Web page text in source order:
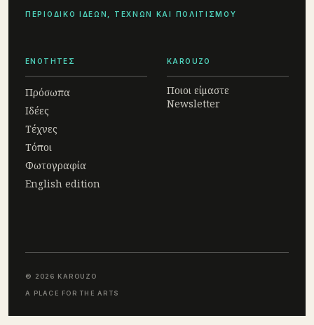
ΠΕΡΙΟΔΙΚΟ ΙΔΕΩΝ, ΤΕΧΝΩΝ ΚΑΙ ΠΟΛΙΤΙΣΜΟΥ
ΕΝΟΤΗΤΕΣ
Πρόσωπα
Ιδέες
Τέχνες
Τόποι
Φωτογραφία
English edition
KAROUZO
Ποιοι είμαστε
Newsletter
© 2026 KAROUZO
A PLACE FOR THE ARTS